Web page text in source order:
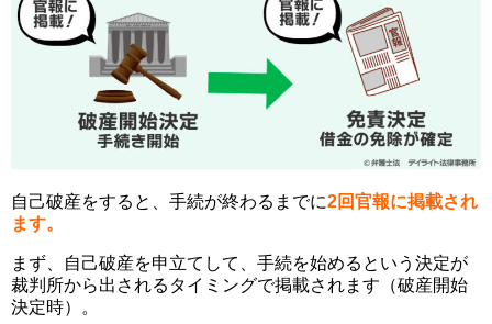
自己破産をすると、手続が終わるまでに2回官報に掲載され
ます。
まず、自己破産を申立てして、手続を始めるという決定が
裁判所から出されるタイミングで掲載されます（破産開始
決定時）。